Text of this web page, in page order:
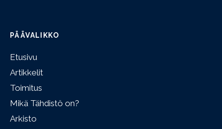
PÄÄVALIKKO
Etusivu
Artikkelit
Toimitus
Mikä Tähdistö on?
Arkisto